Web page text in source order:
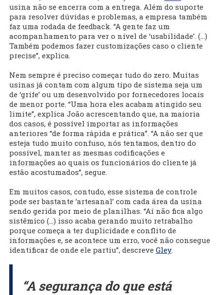
usina não se encerra com a entrega. Além do suporte
para resolver dúvidas e problemas, a empresa também
faz uma rodada de feedback. “A gente faz um
acompanhamento para ver o nível de ‘usabilidade’. (...)
Também podemos fazer customizações caso o cliente
precise”, explica.
Nem sempre é preciso começar tudo do zero. Muitas
usinas já contam com algum tipo de sistema seja um
de ‘grife’ ou um desenvolvido por fornecedores locais
de menor porte. “Uma hora eles acabam atingido seu
limite”, explica João acrescentando que, na maioria
dos casos, é possível importar as informações
anteriores “de forma rápida e prática”. “A não ser que
esteja tudo muito confuso, nós tentamos, dentro do
possível, manter as mesmas codificações e
informações ao quais os funcionários do cliente já
estão acostumados”, segue.
Em muitos casos, contudo, esse sistema de controle
pode ser bastante ‘artesanal’ com cada área da usina
sendo gerida por meio de planilhas. “Aí não fica algo
sistêmico (...) isso acaba gerando muito retrabalho
porque começa a ter duplicidade e conflito de
informações e, se acontece um erro, você não consegue
identificar de onde ele partiu”, descreve Gley.
“A segurança do que está